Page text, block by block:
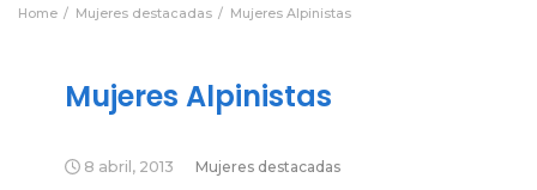
Home Mujeres destacadas Mujeres Alpinistas
Mujeres Alpinistas
8 abril, 2013 Mujeres destacadas